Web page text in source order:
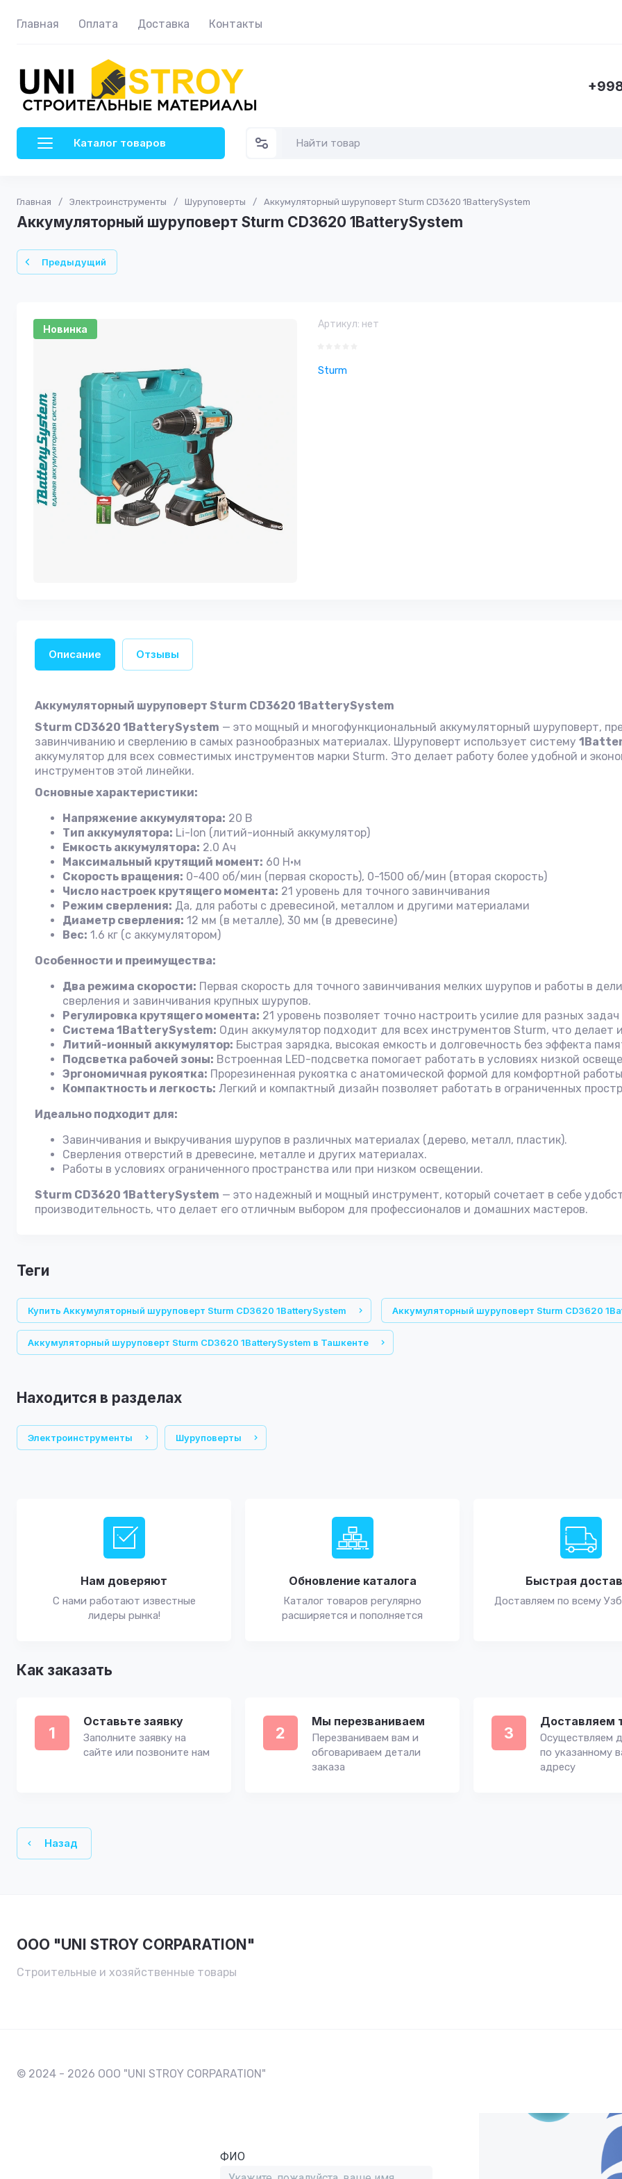
Главная Оплата Доставка Контакты
Каталог товаров
Главная / Электроинструменты / Шуруповерты / Аккумуляторный шуруповерт Sturm CD3620 1BatterySystem
Аккумуляторный шуруповерт Sturm CD3620 1BatterySystem
Предыдущий
Новинка Артикул: нет
Sturm
Описание Отзывы
Аккумуляторный шуруповерт Sturm CD3620 1BatterySystem
Sturm CD3620 1BatterySystem — это мощный и многофункциональный аккумуляторный шуруповерт,
завинчиванию и сверлению в самых разнообразных материалах. Шуруповерт использует систему
аккумулятор для всех совместимых инструментов марки Sturm. Это делает работу более удобной и
инструментов этой линейки.
Основные характеристики:
Напряжение аккумулятора: 20 В
Тип аккумулятора: Li-Ion (литий-ионный аккумулятор)
Емкость аккумулятора: 2.0 Ач
Максимальный крутящий момент: 60 Н·м
Скорость вращения: 0-400 об/мин (первая скорость), 0-1500 об/мин (вторая скорость)
Число настроек крутящего момента: 21 уровень для точного завинчивания
Режим сверления: Да, для работы с древесиной, металлом и другими материалами
Диаметр сверления: 12 мм (в металле), 30 мм (в древесине)
Вес: 1.6 кг (с аккумулятором)
Особенности и преимущества:
Два режима скорости: Первая скорость для точного завинчивания мелких шурупов и работы в
сверления и завинчивания крупных шурупов.
Регулировка крутящего момента: 21 уровень позволяет точно настроить усилие для разных
Система 1BatterySystem: Один аккумулятор подходит для всех инструментов Sturm, что делает
Литий-ионный аккумулятор: Быстрая зарядка, высокая емкость и долговечность без эффекта
Подсветка рабочей зоны: Встроенная LED-подсветка помогает работать в условиях низкой
Эргономичная рукоятка: Прорезиненная рукоятка с анатомической формой для комфортной
Компактность и легкость: Легкий и компактный дизайн позволяет работать в ограниченных
Идеально подходит для:
Завинчивания и выкручивания шурупов в различных материалах (дерево, металл, пластик).
Сверления отверстий в древесине, металле и других материалах.
Работы в условиях ограниченного пространства или при низком освещении.
Sturm CD3620 1BatterySystem — это надежный и мощный инструмент, который сочетает в себе
производительность, что делает его отличным выбором для профессионалов и домашних мастеров.
теги
Купить Аккумуляторный шуруповерт Sturm CD3620 1BatterySystem Аккумуляторный шуруповерт Sturm CD3620
Аккумуляторный шуруповерт Sturm CD3620 1BatterySystem в Ташкенте
Находится в разделах
Электроинструменты Шуруповерты
Нам доверяют
С нами работают известные
лидеры рынка!
Обновление каталога
Каталог товаров регулярно
расширяется и пополняется
Быстрая
Доставляем по всему
Как заказать
1
Оставьте заявку
Заполните заявку на
сайте или позвоните нам
2
Мы перезваниваем
Перезваниваем вам и
обговариваем детали
заказа
3
Доставляем
Осуществляем
по указанному
адресу
Назад
OOO "UNI STROY CORPARATION"
Строительные и хозяйственные товары
© 2024 - 2026 OOO "UNI STROY CORPARATION"